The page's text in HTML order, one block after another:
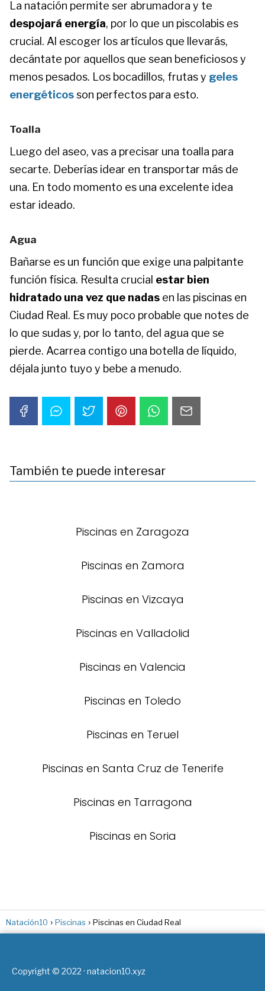
La natación permite ser abrumadora y te
despojará energía, por lo que un piscolabis es
crucial. Al escoger los artículos que llevarás,
decántate por aquellos que sean beneficiosos y
menos pesados. Los bocadillos, frutas y geles
energéticosson perfectos para esto.
Toalla
Luego del aseo, vas a precisar una toalla para
secarte. Deberías idear en transportar más de
una. En todo momento es una excelente idea
estar ideado.
Agua
Bañarse es un función que exige una palpitante
función física. Resulta crucial estar bien
hidratado una vez que nadas en las piscinas en
Ciudad Real. Es muy poco probable que notes de
lo que sudas y, por lo tanto, del agua que se
pierde. Acarrea contigo una botella de líquido,
déjala junto tuyo y bebe a menudo.
También te puede interesar
Piscinas en Zaragoza
Piscinas en Zamora
Piscinas en Vizcaya
Piscinas en Valladolid
Piscinas en Valencia
Piscinas en Toledo
Piscinas en Teruel
Piscinas en Santa Cruz de Tenerife
Piscinas en Tarragona
Piscinas en Soria
Natación10 Piscinas Piscinas en Ciudad Real
Copyright © 2022 · natacion10.xyz